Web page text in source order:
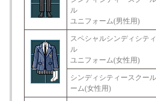
ル
ユニフォーム(男性用)
スペシャルシンディシテ
ル
ユニフォーム(女性用)
シンディシティースクー
ーム(女性用)